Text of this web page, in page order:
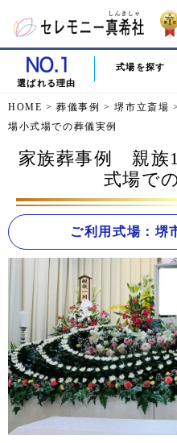
選ばれる理由
式場を探す
HOME >葬儀事例 >堺市立斎場
場小式場での葬儀実例
家族葬事例 親族
式場で
ご利用式場：